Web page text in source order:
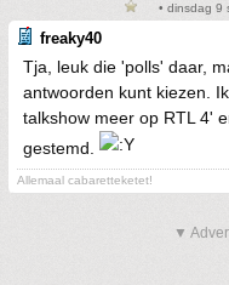
• dinsdag 9
freaky40
Tja, leuk die 'polls' daar,
antwoorden kunt kiezen.
talkshow meer op RTL 4'
gestemd.
Allemaal cabaretteketet!
▼